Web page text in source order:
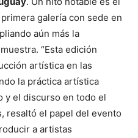
primera galería con sede en
aún más la
“Esta edición
artística en las
la práctica artística
y el discurso en todo el
resaltó el papel del evento
a artistas